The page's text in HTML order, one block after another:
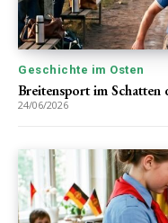
Geschichte im Osten
Breitensport im
24/06/2026